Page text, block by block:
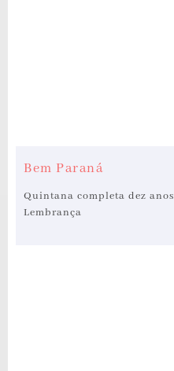
Bem Paraná
Quintana completa dez
Lembrança